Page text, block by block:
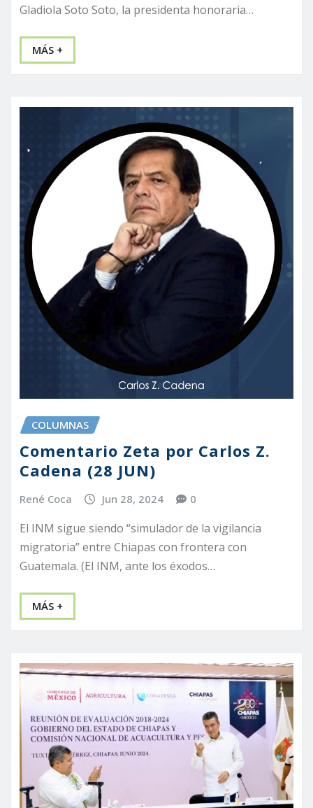
Gladiola Soto Soto, la presidenta honoraria…
MÁS +
COLUMNAS
Comentario Zeta por Carlos Z.
Cadena (28 JUN)
René Coca Jun 28, 2024 0
El INM sigue siendo “simulador de la vigilancia
migratoria” entre Chiapas con frontera con
Guatemala. (El INM, ante los éxodos…
MÁS +